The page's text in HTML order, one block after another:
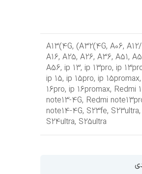
, (A32(4G,A06,
A16,A25,A26,A36,A51,
A56, ip 13, ip 13pro, ip
ip 15, ip 15pro, ip 15promax,
16pro, ip 16promax, Redmi
note13-4G, Redmi
note14-4G, S23fe, S23ultra,
S24ultra, S25ultra